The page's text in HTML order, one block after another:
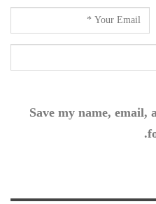
Save my name, email,